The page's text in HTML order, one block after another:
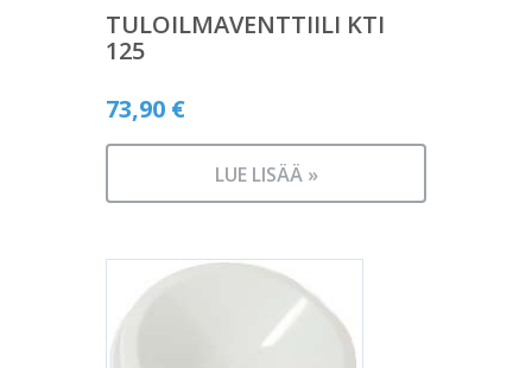
TULOILMAVENTTIILI KTI
125
73,90 €
LUE LISÄÄ »